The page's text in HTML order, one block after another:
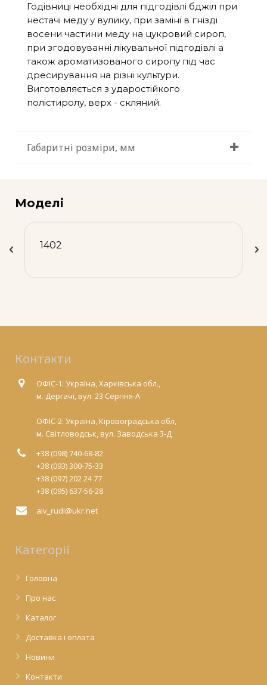
Годівниці необхідні для підгодівлі бджіл при
нестачі меду у вулику, при заміні в гнізді
восени частини меду на цукровий сироп,
при згодовуванні лікувальної підгодівлі а
також ароматизованого сиропу під час
дресирування на різні культури.
Виготовляється з ударостійкого
полістиролу, верх - скляний.
Габаритні розміри, мм
Моделі
1402
Контакти
ОФІС-1: Україна, Харківська обл.,
м. Дергачі, вул. 23 Серпня-А
ОФІС-2: Україна, Кіровоградська обл,
м. Світловодськ, вул. Заводська 3-Д
+38 (098) 740-68-82
+38 (093) 300-75-33
+38 (097) 202 24 77
+38 (095) 637-56-28
aiv_rudi@ukr.net
Категорії
Головна
Про нас
Каталог
Доставка і оплата
Новини
Контакти